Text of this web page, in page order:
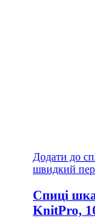
Додати до
швидкий
Спиці
KnitPro,